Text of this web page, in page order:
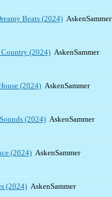
Beats (2024) AskenSammer
(2024) AskenSammer
(2024) AskenSammer
(2024) AskenSammer
(2024) AskenSammer
(2024) AskenSammer